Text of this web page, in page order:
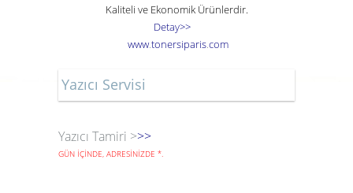
Kaliteli ve Ekonomik Ürünlerdir.
Detay>>
www.tonersiparis.com
Yazıcı Servisi
Yazıcı Tamiri >>>
GÜN İÇİNDE, ADRESİNİZDE *.